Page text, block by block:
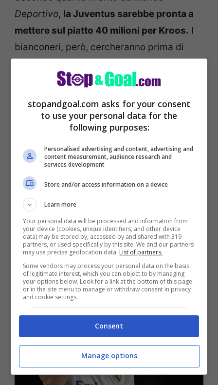
Deportivo, la Juventus sarebbe pronta a
mettere sul piatto 40 milioni per Kroos. I
bianconeri, però, cercheranno prima di
andranno all’assalto del teddesco.
LEGGI ANCHE >>>Mercato Juve: nuovo
colpo in arrivo. Lo ha chiesto Ronaldo!
stopandgoal.com asks for your consent
to use your personal data for the
following purposes:
Personalised advertising and content, advertising and
content measurement, audience research and
services development
Store and/or access information on a device
Learn more
Your personal data will be processed and information from
your device (cookies, unique identifiers, and other device
data) may be stored by, accessed by and shared with 319
partners, or used specifically by this site. We and our partners
may use precise geolocation data. List of partners.
Some vendors may process your personal data on the basis
of legitimate interest, which you can object to by managing
your options below. Look for a link at the bottom of this page
or in the site menu to manage or withdraw consent in privacy
and cookie settings.
Consent
Manage options